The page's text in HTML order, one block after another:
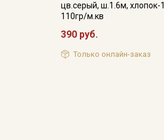
цв.серый, ш.1.6м, хлопок-
110гр/м.кв
390 руб.
Только онлайн-заказ